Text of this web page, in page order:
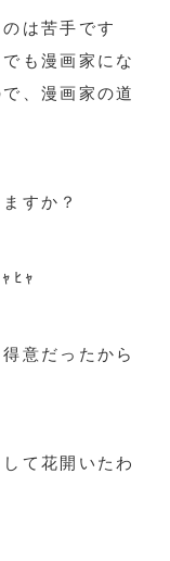
は苦手です
も漫画家にな
、漫画家の道
すか？
ﾋｬ
意だったから
て花開いたわ